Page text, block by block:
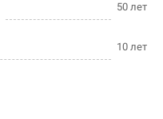
50 лет
10 лет